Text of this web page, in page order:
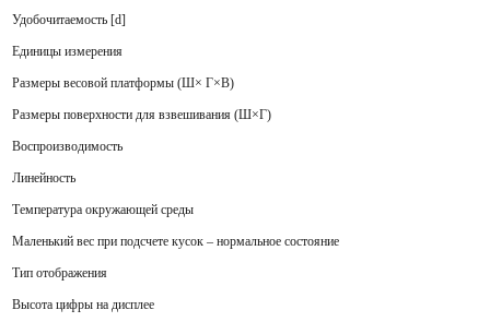
Удобочитаемость [d]
Единицы измерения
Размеры весовой платформы (Ш× Г×В)
Размеры поверхности для взвешивания (Ш×Г)
Воспроизводимость
Линейность
Температура окружающей среды
Маленький вес при подсчете кусок – нормальное состояние
Тип отображения
Высота цифры на дисплее